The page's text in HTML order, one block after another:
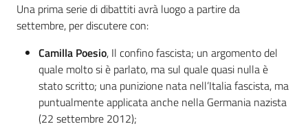
Una prima serie di dibattiti avrà luogo a partire da
settembre, per discutere con:
Camilla Poesio, Il confino fascista; un argomento del
quale molto si è parlato, ma sul quale quasi nulla è
stato scritto; una punizione nata nell’Italia fascista, ma
puntualmente applicata anche nella Germania nazista
(22 settembre 2012);